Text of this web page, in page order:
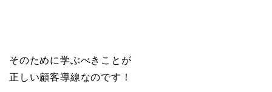
そのために学ぶべきことが
正しい顧客導線なのです！